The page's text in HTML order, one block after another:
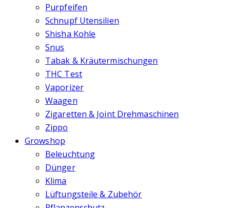
Purpfeifen
Schnupf Utensilien
Shisha Kohle
Snus
Tabak & Kräutermischungen
THC Test
Vaporizer
Waagen
Zigaretten & Joint Drehmaschinen
Zippo
Growshop
Beleuchtung
Dünger
Klima
Lüftungsteile & Zubehör